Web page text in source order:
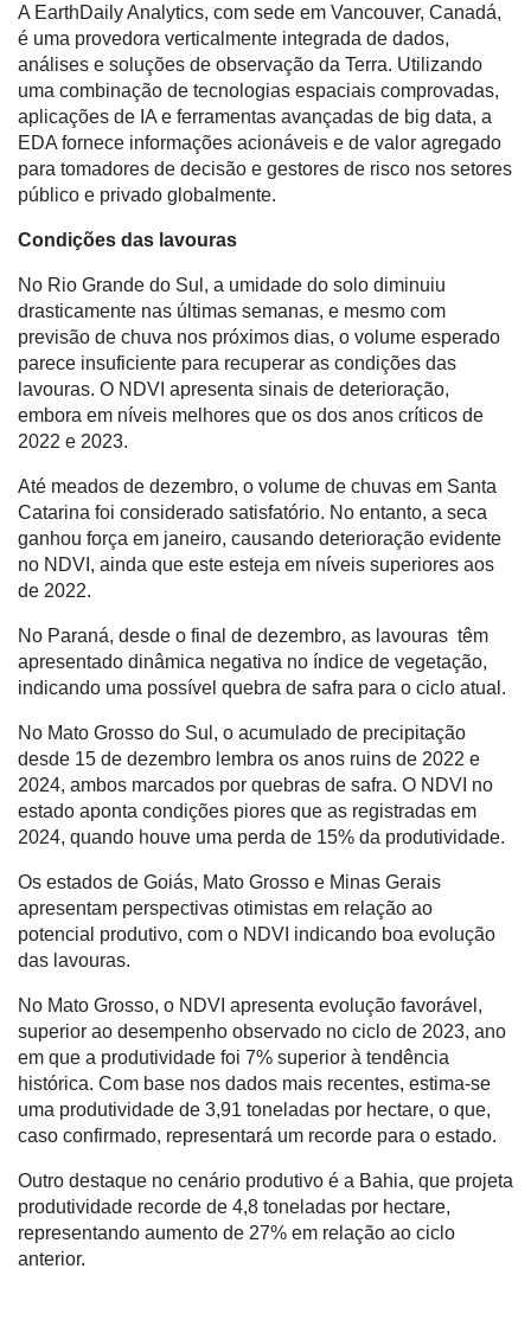
Agricultura
de
Precisão
Automação
Robótica
Conectividade
Dados
Análise
E-
Commerce
Informatização
Agricultura
Vertical
Software
Empresarial
Tecnologia
para
Recursos
Membros
Liberali
Netrin
Tecprime
Agro
Lean
Way
Consulting
Manager
ONE
CHB
A EarthDaily Analytics, com sede em Vancouver, Canadá,
é uma provedora verticalmente integrada de dados,
análises e soluções de observação da Terra. Utilizando
uma combinação de tecnologias espaciais comprovadas,
aplicações de IA e ferramentas avançadas de big data, a
EDA fornece informações acionáveis e de valor agregado
para tomadores de decisão e gestores de risco nos setores
público e privado globalmente.
Condições das lavouras
No Rio Grande do Sul, a umidade do solo diminuiu
drasticamente nas últimas semanas, e mesmo com
previsão de chuva nos próximos dias, o volume esperado
parece insuficiente para recuperar as condições das
lavouras. O NDVI apresenta sinais de deterioração,
embora em níveis melhores que os dos anos críticos de
2022 e 2023.
Até meados de dezembro, o volume de chuvas em Santa
Catarina foi considerado satisfatório. No entanto, a seca
ganhou força em janeiro, causando deterioração evidente
no NDVI, ainda que este esteja em níveis superiores aos
de 2022.
No Paraná, desde o final de dezembro, as lavouras têm
apresentado dinâmica negativa no índice de vegetação,
indicando uma possível quebra de safra para o ciclo atual.
No Mato Grosso do Sul, o acumulado de precipitação
desde 15 de dezembro lembra os anos ruins de 2022 e
2024, ambos marcados por quebras de safra. O NDVI no
estado aponta condições piores que as registradas em
2024, quando houve uma perda de 15% da produtividade.
Os estados de Goiás, Mato Grosso e Minas Gerais
apresentam perspectivas otimistas em relação ao
potencial produtivo, com o NDVI indicando boa evolução
das lavouras.
No Mato Grosso, o NDVI apresenta evolução favorável,
superior ao desempenho observado no ciclo de 2023, ano
em que a produtividade foi 7% superior à tendência
histórica. Com base nos dados mais recentes, estima-se
uma produtividade de 3,91 toneladas por hectare, o que,
caso confirmado, representará um recorde para o estado.
Outro destaque no cenário produtivo é a Bahia, que projeta
produtividade recorde de 4,8 toneladas por hectare,
representando aumento de 27% em relação ao ciclo
anterior.